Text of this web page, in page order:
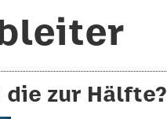
die zur Hälfte?